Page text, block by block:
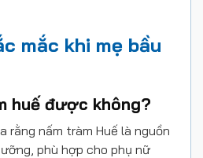
mắc khi mẹ bầu
huế được không?
rằng nấm tràm Huế là nguồn
phù hợp cho phụ nữ